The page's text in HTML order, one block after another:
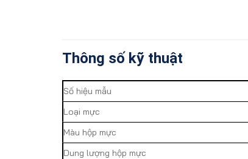
Thông số kỹ thuật
Số hiệu mẫu
Loại mực
Màu hộp mực
Dung lượng hộp mực